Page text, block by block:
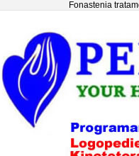
Fonastenia